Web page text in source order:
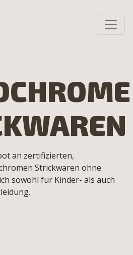
an zertifizierten,
Strickwaren ohne
sowohl für Kinder- als auch